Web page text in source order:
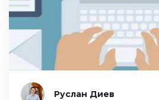
Руслан Диев